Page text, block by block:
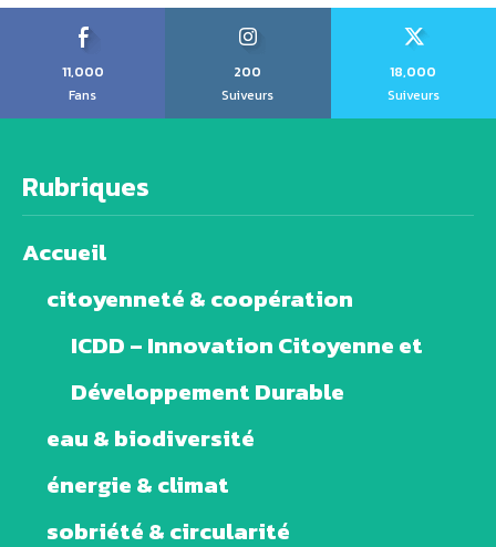
11,000
Fans
200
Suiveurs
18,000
Suiveurs
Rubriques
Accueil
citoyenneté & coopération
ICDD – Innovation Citoyenne et
Développement Durable
eau & biodiversité
énergie & climat
sobriété & circularité